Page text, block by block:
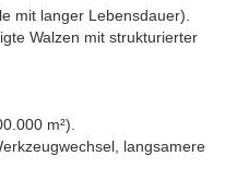
mit langer Lebensdauer).
Walzen mit strukturierter
m²).
langsamere